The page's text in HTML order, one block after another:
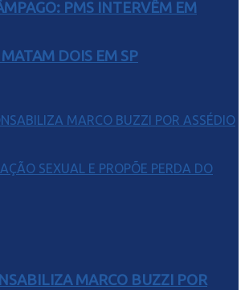
PMS INTERVÊM EM
DOIS EM SP
MARCO BUZZI POR